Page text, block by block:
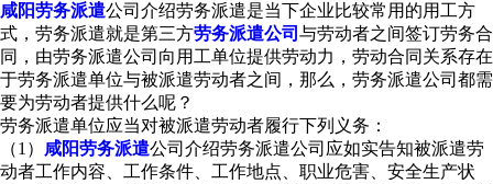
咸阳劳务派遣公司介绍劳务派遣是当下企业比较常用的用工方
式，劳务派遣就是第三方劳务派遣公司 与劳动者之间签订劳务合
同，由劳务派遣公司向用工单位提供劳动力，劳动合同关系存在
于劳务派遣单位与被派遣劳动者之间，那么，劳务派遣公司都需
要为劳动者提供什么呢？
劳务派遣单位应当对被派遣劳动者履行下列义务：
（1）
咸阳劳务派遣公司介绍劳务派遣公司应如实告知被派遣劳
动者工作内容、工作条件、工作地点、职业危害、安全生产状